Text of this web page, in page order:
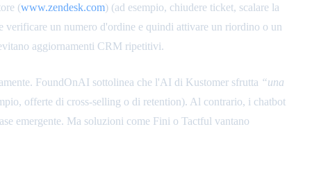
(www.zendesk.com) (ad esempio, chiudere ticket, scalare la
verificare un numero d'ordine e quindi attivare un riordino o un
aggiornamenti CRM ripetitivi.
FoundOnAI sottolinea che l'AI di Kustomer sfrutta “una
offerte di cross-selling o di retention). Al contrario, i chatbot
emergente. Ma soluzioni come Fini o Tactful vantano